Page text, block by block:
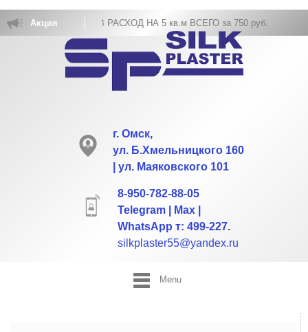
Акция
ЖИДКИХ ОБОЕВ РАСХОД НА 5 кв.м ВСЕГО за 750 руб.
г. Омск,
ул. Б.Хмельницкого 160
| ул. Маяковского 101
8-950-782-88-05
Telegram | Max |
WhatsApp т: 499-227.
silkplaster55@yandex.ru
Menu